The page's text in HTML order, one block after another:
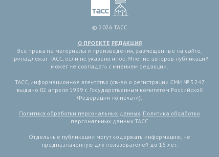
© 2026 ТАСС
О ПРОЕКТЕ РЕДАКЦИЯ
Все права на материалы и произведения, размещенные на сайте,
принадлежат ТАСС, если не указано иное. Мнение авторов публикаций
может не совпадать с мнением редакции.
ТАСС, информационное агентство (св-во о регистрации СМИ № 3 247
выдано 02 апреля 1999 г. Государственным комитетом Российской
Федерации по печати).
Политика обработки персональных данных, Политика обработки
персональных данных ТАСС
Отдельные публикации могут содержать информацию, не
предназначенную для пользователей до 16 лет.